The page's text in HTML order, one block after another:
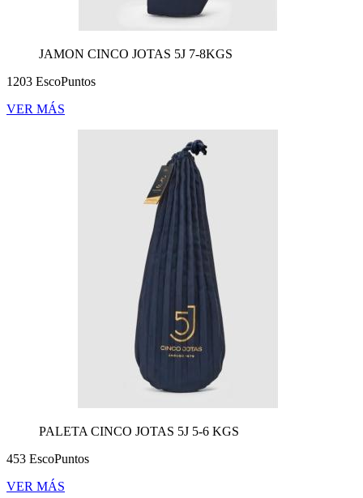
JAMON CINCO JOTAS 5J 7-8KGS
1203 EscoPuntos
VER MÁS
PALETA CINCO JOTAS 5J 5-6 KGS
453 EscoPuntos
VER MÁS